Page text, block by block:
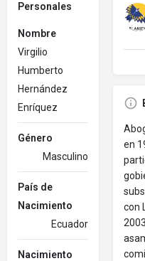
Personales
Nombre
Virgilio
Humberto
Hernández
Enríquez
Género
Masculino
País de
Nacimiento
Ecuador
Nacimiento
en
con